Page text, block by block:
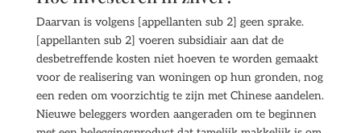
Daarvan is volgens [appellanten sub 2] geen sprake.
[appellanten sub 2] voeren subsidiair aan dat de
desbetreffende kosten niet hoeven te worden gemaakt
voor de realisering van woningen op hun gronden, nog
een reden om voorzichtig te zijn met Chinese aandelen.
Nieuwe beleggers worden aangeraden om te beginnen